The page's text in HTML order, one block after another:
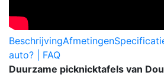
BeschrijvingAfmetingen
auto? | FAQ
Duurzame picknicktafels van